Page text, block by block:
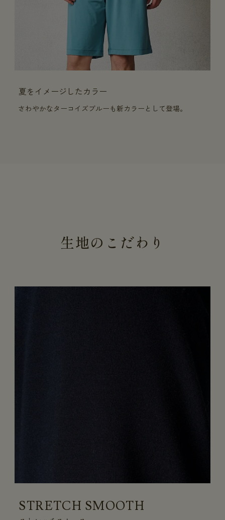
夏をイメージしたカラー
さわやかなターコイズブルーも新カラーとして登場。
生地のこだわり
STRETCH SMOOTH